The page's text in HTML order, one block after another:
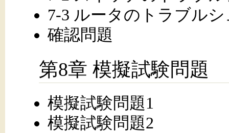
7-3 ルータのトラブル
確認問題
第8章 模擬試験問題
模擬試験問題1
模擬試験問題2